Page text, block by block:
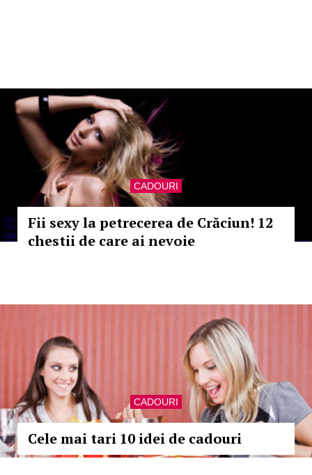
CADOURI
Fii sexy la petrecerea de Crăciun! 12
chestii de care ai nevoie
CADOURI
Cele mai tari 10 idei de cadouri